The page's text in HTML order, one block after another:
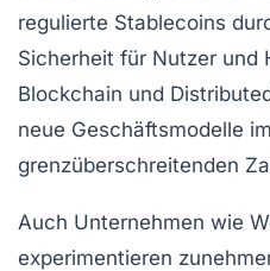
regulierte Stablecoins
Sicherheit für Nutzer und
Blockchain und
neue Geschäftsmodelle
grenzüberschreitenden
Auch Unternehmen wie
experimentieren